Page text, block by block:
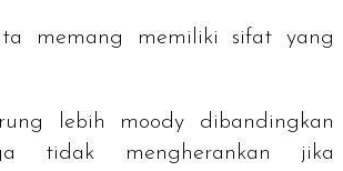
memang memiliki sifat yang
lebih moody dibandingkan
tidak mengherankan jika